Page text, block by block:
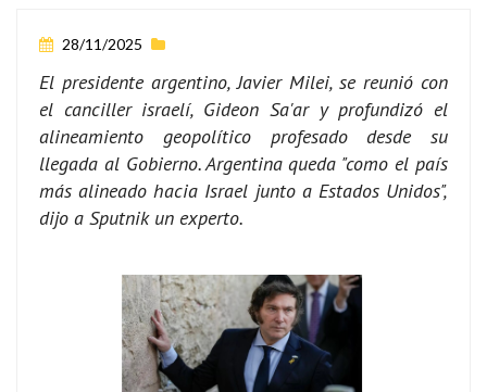
28/11/2025
El presidente argentino, Javier Milei, se reunió con
el canciller israelí, Gideon Sa'ar y profundizó el
alineamiento geopolítico profesado desde su
llegada al Gobierno. Argentina queda "como el país
más alineado hacia Israel junto a Estados Unidos",
dijo a Sputnik un experto.